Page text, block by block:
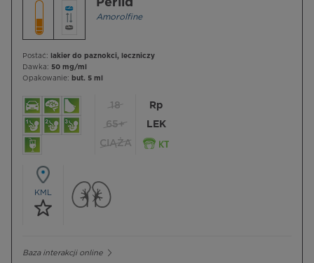
Perlid
Amorolfine
Postać:
lakier do paznokci, leczniczy
Dawka: 50 mg/ml
Opakowanie: but. 5 ml
18
65+
CIĄŻA
Rp
LEK
KML
Baza interakcji online